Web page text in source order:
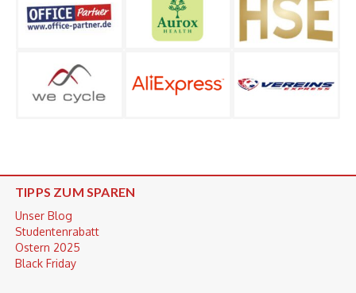
TIPPS ZUM SPAREN
Unser Blog
Studentenrabatt
Ostern 2025
Black Friday